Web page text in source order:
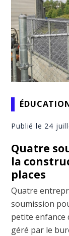
Publié le 24
Quatre
la
places
Quatre
soumission
petite enfance
géré par le